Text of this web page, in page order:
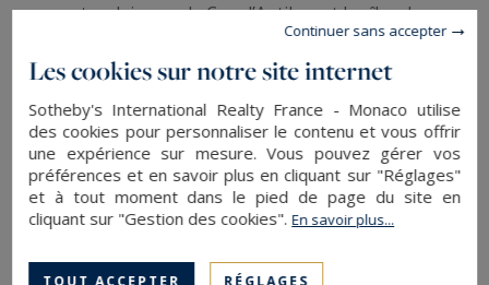
spectaculaire sur le Cap d’Antibes et les îles de
Édifiée sur un magnifique terrain paysager de
plus de 1600 m², entièrement arboré et
soigneusement aménagé, la propriété
développe près de 300 m² habitables. Elle séduit
par son cachet intemporel, ses généreux
volumes et sa rénovation contemporaine de
Les cookies sur notre site internet
Sotheby's International Realty France - Monaco utilise
des cookies pour personnaliser le contenu et vous offrir
une expérience sur mesure. Vous pouvez gérer vos
préférences et en savoir plus en cliquant sur "Réglages"
et à tout moment dans le pied de page du site en
cliquant sur "Gestion des cookies".En savoir plus...
TOUT ACCEPTER RÉGLAGES
Continuer sans accepter